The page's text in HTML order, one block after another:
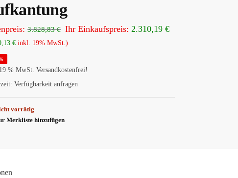
3.828,83€ Ihr Einkaufspreis: 2.310,19€
€ inkl. 19% MwSt.)
% MwSt. Versandkostenfrei!
Verfügbarkeit anfragen
vorrätig
Merkliste hinzufügen